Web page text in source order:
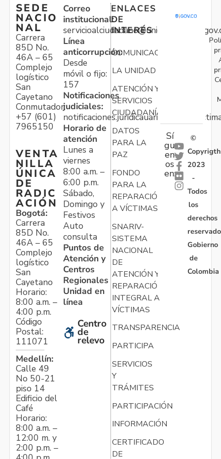
SEDE
NACIO
NAL
Carrera
85D No.
46A – 65
Complejo
logístico
San
Cayetano
Conmutador:
+57 (601)
7965150
VENTA
NILLA
ÚNICA
DE
RADIC
ACIÓN
Bogotá:
Carrera
85D No.
46A – 65
Complejo
logístico
San
Cayetano
Horario:
8:00 a.m. –
4:00 p.m.
Código
Postal:
111071
Medellín:
Calle 49
No 50-21
piso 14
Edificio del
Café
Horario:
8:00 a.m. –
12:00 m. y
2:00 p.m. –
Correo
institucional:
Línea
anticorrupción:
Desde
móvil o fijo:
157
Notificaciones
judiciales:
Horario de
atención
Lunes a
viernes
8:00 a.m. –
6:00 p.m.
Sábado,
Domingo y
Festivos
Auto
consulta
Puntos de
Atención y
Centros
Regionales
Unidad en
línea
Centro
de
relevo
ENLACES
DE
INTERÉS
COMUNICACIONES
LA UNIDAD
ATENCIÓN Y
SERVICIOS
CIUDADANÍA
DATOS
PARA LA
PAZ
FONDO
PARA LA
REPARACIÓN
A VÍCTIMAS
SNARIV-
SISTEMA
NACIONAL
DE
ATENCIÓN Y
REPARACIÓN
INTEGRAL A
VÍCTIMAS
TRANSPARENCIA
PARTICIPA
SERVICIOS
Y
TRÁMITES
PARTICIPACIÓN
INFORMACIÓN
CERTIFICADO
DE
Sí
gu
en
os
en:
©
Copyrigth
2023
-
Todos
los
derechos
Gobierno
de
Colombia